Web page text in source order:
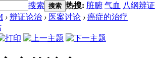
搜索 搜索 热搜: 脏腑 气血 八纲辨证
› 辨证论治 › 医案讨论 › 癌症的治疗